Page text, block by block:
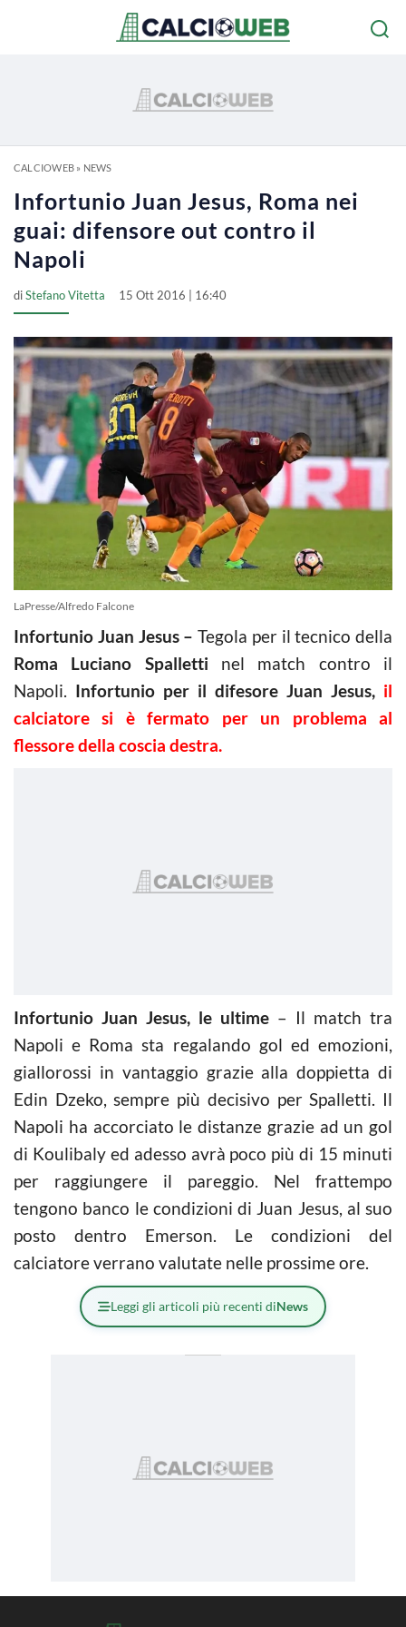
CALCIOWEB» NEWS
Infortunio Juan Jesus, Roma nei
guai: difensore out contro il
Napoli
diStefano Vitetta 15 Ott 2016 | 16:40
LaPresse/Alfredo Falcone
Infortunio Juan Jesus – Tegola per il tecnico della
Roma Luciano Spalletti nel match contro il
Napoli. Infortunio per il difesore Juan Jesus, il
calciatore si è fermato per un problema al
flessore della coscia destra.
Infortunio Juan Jesus, le ultime – Il match tra
Napoli e Roma sta regalando gol ed emozioni,
giallorossi in vantaggio grazie alla doppietta di
Edin Dzeko, sempre più decisivo per Spalletti. Il
Napoli ha accorciato le distanze grazie ad un gol
di Koulibaly ed adesso avrà poco più di 15 minuti
per raggiungere il pareggio. Nel frattempo
tengono banco le condizioni di Juan Jesus, al suo
posto dentro Emerson. Le condizioni del
calciatore verrano valutate nelle prossime ore.
Leggi gli articoli più recenti diNews